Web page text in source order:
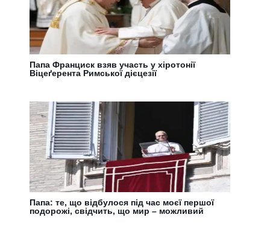
Папа Франциск взяв участь у хіротонії
Віцеґерента Римської дієцезії
Папа: те, що відбулося під час моєї першої
подорожі, свідчить, що мир – можливий